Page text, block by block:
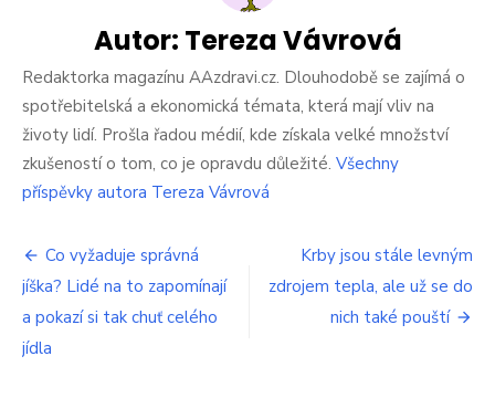
prodejce
potravin
náhle
plošně
zlevnil.
Lidé
ušetří
Autor: Tereza Vávrová
Redaktorka magazínu AAzdravi.cz. Dlouhodobě se zajímá o
spotřebitelská a ekonomická témata, která mají vliv na
životy lidí. Prošla řadou médií, kde získala velké množství
zkušeností o tom, co je opravdu důležité. Všechny
příspěvky autora Tereza Vávrová
Navigace
pro
příspěvek
Co vyžaduje správná
jíška? Lidé na to zapomínají
a pokazí si tak chuť celého
jídla
Krby jsou stále levným
zdrojem tepla, ale už se do
nich také pouští